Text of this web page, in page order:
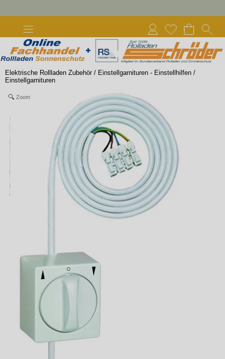
Elektrische Rollladen Zubehör / Einstellgarnituren - Einstellhilfen /
Einstellgarnituren
Zoom